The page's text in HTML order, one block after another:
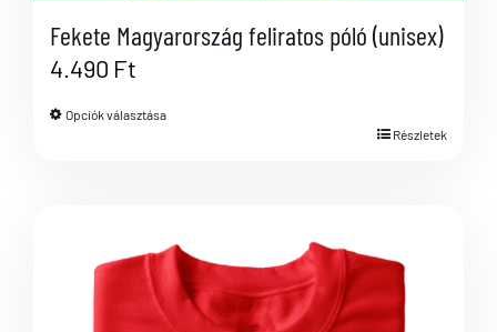
Fekete Magyarország feliratos póló (unisex)
4.490 Ft
Opciók választása
Részletek